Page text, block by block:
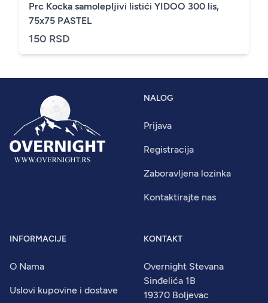
Prc Kocka samolepljivi listići YIDOO 300 lis,
75x75 PASTEL
150 RSD
NALOG
Prijava
Registracija
Zaboravljena lozinka
Kontaktirajte nas
INFORMACIJE
O Nama
Uslovi kupovine i dostave
KONTAKT
Overnight Stevana
Sinđelića 1B
19370 Boljevac